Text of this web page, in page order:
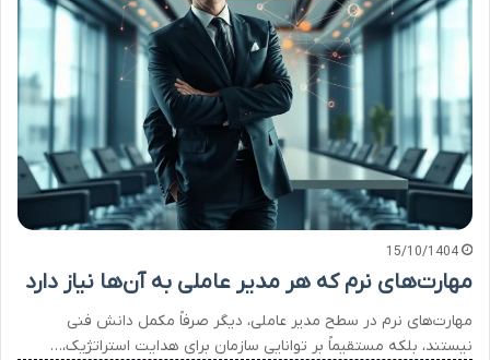
15/10/1404
مهارت‌های نرم که هر مدیر عاملی به آن‌ها نیاز دارد
مهارت‌های نرم در سطح مدیر عاملی، دیگر صرفاً مکمل دانش فنی
نیستند، بلکه مستقیماً بر توانایی سازمان برای هدایت استراتژیک،…